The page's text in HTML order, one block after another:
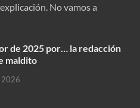
No vamos a
de 2025 por… la redacción
maldito
2026